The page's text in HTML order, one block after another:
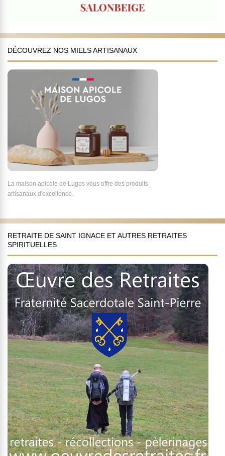
DÉCOUVREZ NOS MIELS ARTISANAUX
La maison apicole de Lugos vous offre des produits
artisanaux d'excellence.
RETRAITE DE SAINT IGNACE ET AUTRES RETRAITES
SPIRITUELLES